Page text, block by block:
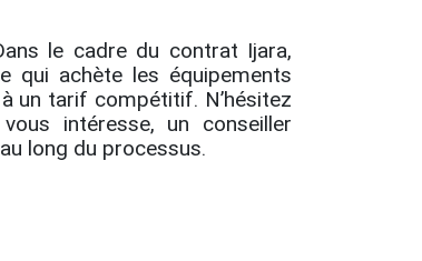
le cadre du contrat Ijara,
qui achète les équipements
un tarif compétitif. N’hésitez
intéresse, un conseiller
long du processus.